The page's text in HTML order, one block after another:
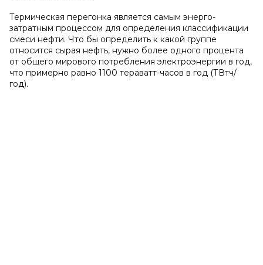
Термическая перегонка является самым энерго-
затратным процессом для определения классификации
смеси нефти. Что бы определить к какой группе
относится сырая нефть, нужно более одного процента
от общего мирового потребления электроэнергии в год,
что примерно равно 1100 тераватт-часов в год (ТВтч/
год).